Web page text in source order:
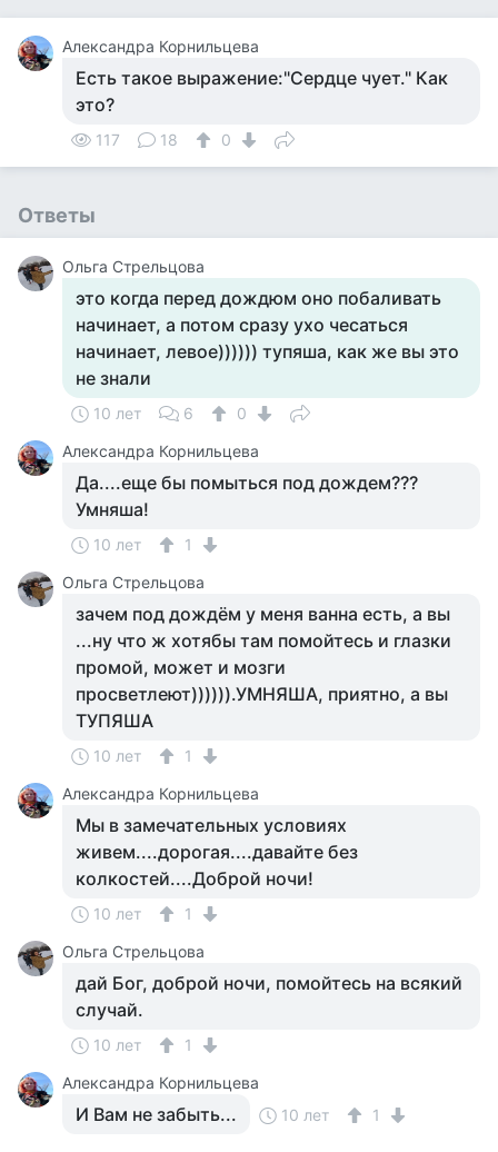
Александра Корнильцева
Есть такое выражение:"Сердце чует." Как
это?
117 18 0
Ответы
Ольга Cтрельцова
это когда перед дождюм оно побаливать
начинает, а потом сразу ухо чесаться
начинает, левое)))))) тупяша, как же вы это
не знали
10 лет 6
0
Александра Корнильцева
Да....еще бы помыться под дождем???
Умняша!
10 лет
1
Ольга Cтрельцова
зачем под дождём у меня ванна есть, а вы
...ну что ж хотябы там помойтесь и глазки
промой, может и мозги
просветлеют)))))).УМНЯША, приятно, а вы
ТУПЯША
10 лет
1
Александра Корнильцева
Мы в замечательных условиях
живем....дорогая....давайте без
колкостей....Доброй ночи!
10 лет
1
Ольга Cтрельцова
дай Бог, доброй ночи, помойтесь на всякий
случай.
10 лет
1
Александра Корнильцева
И Вам не забыть... 10 лет 1